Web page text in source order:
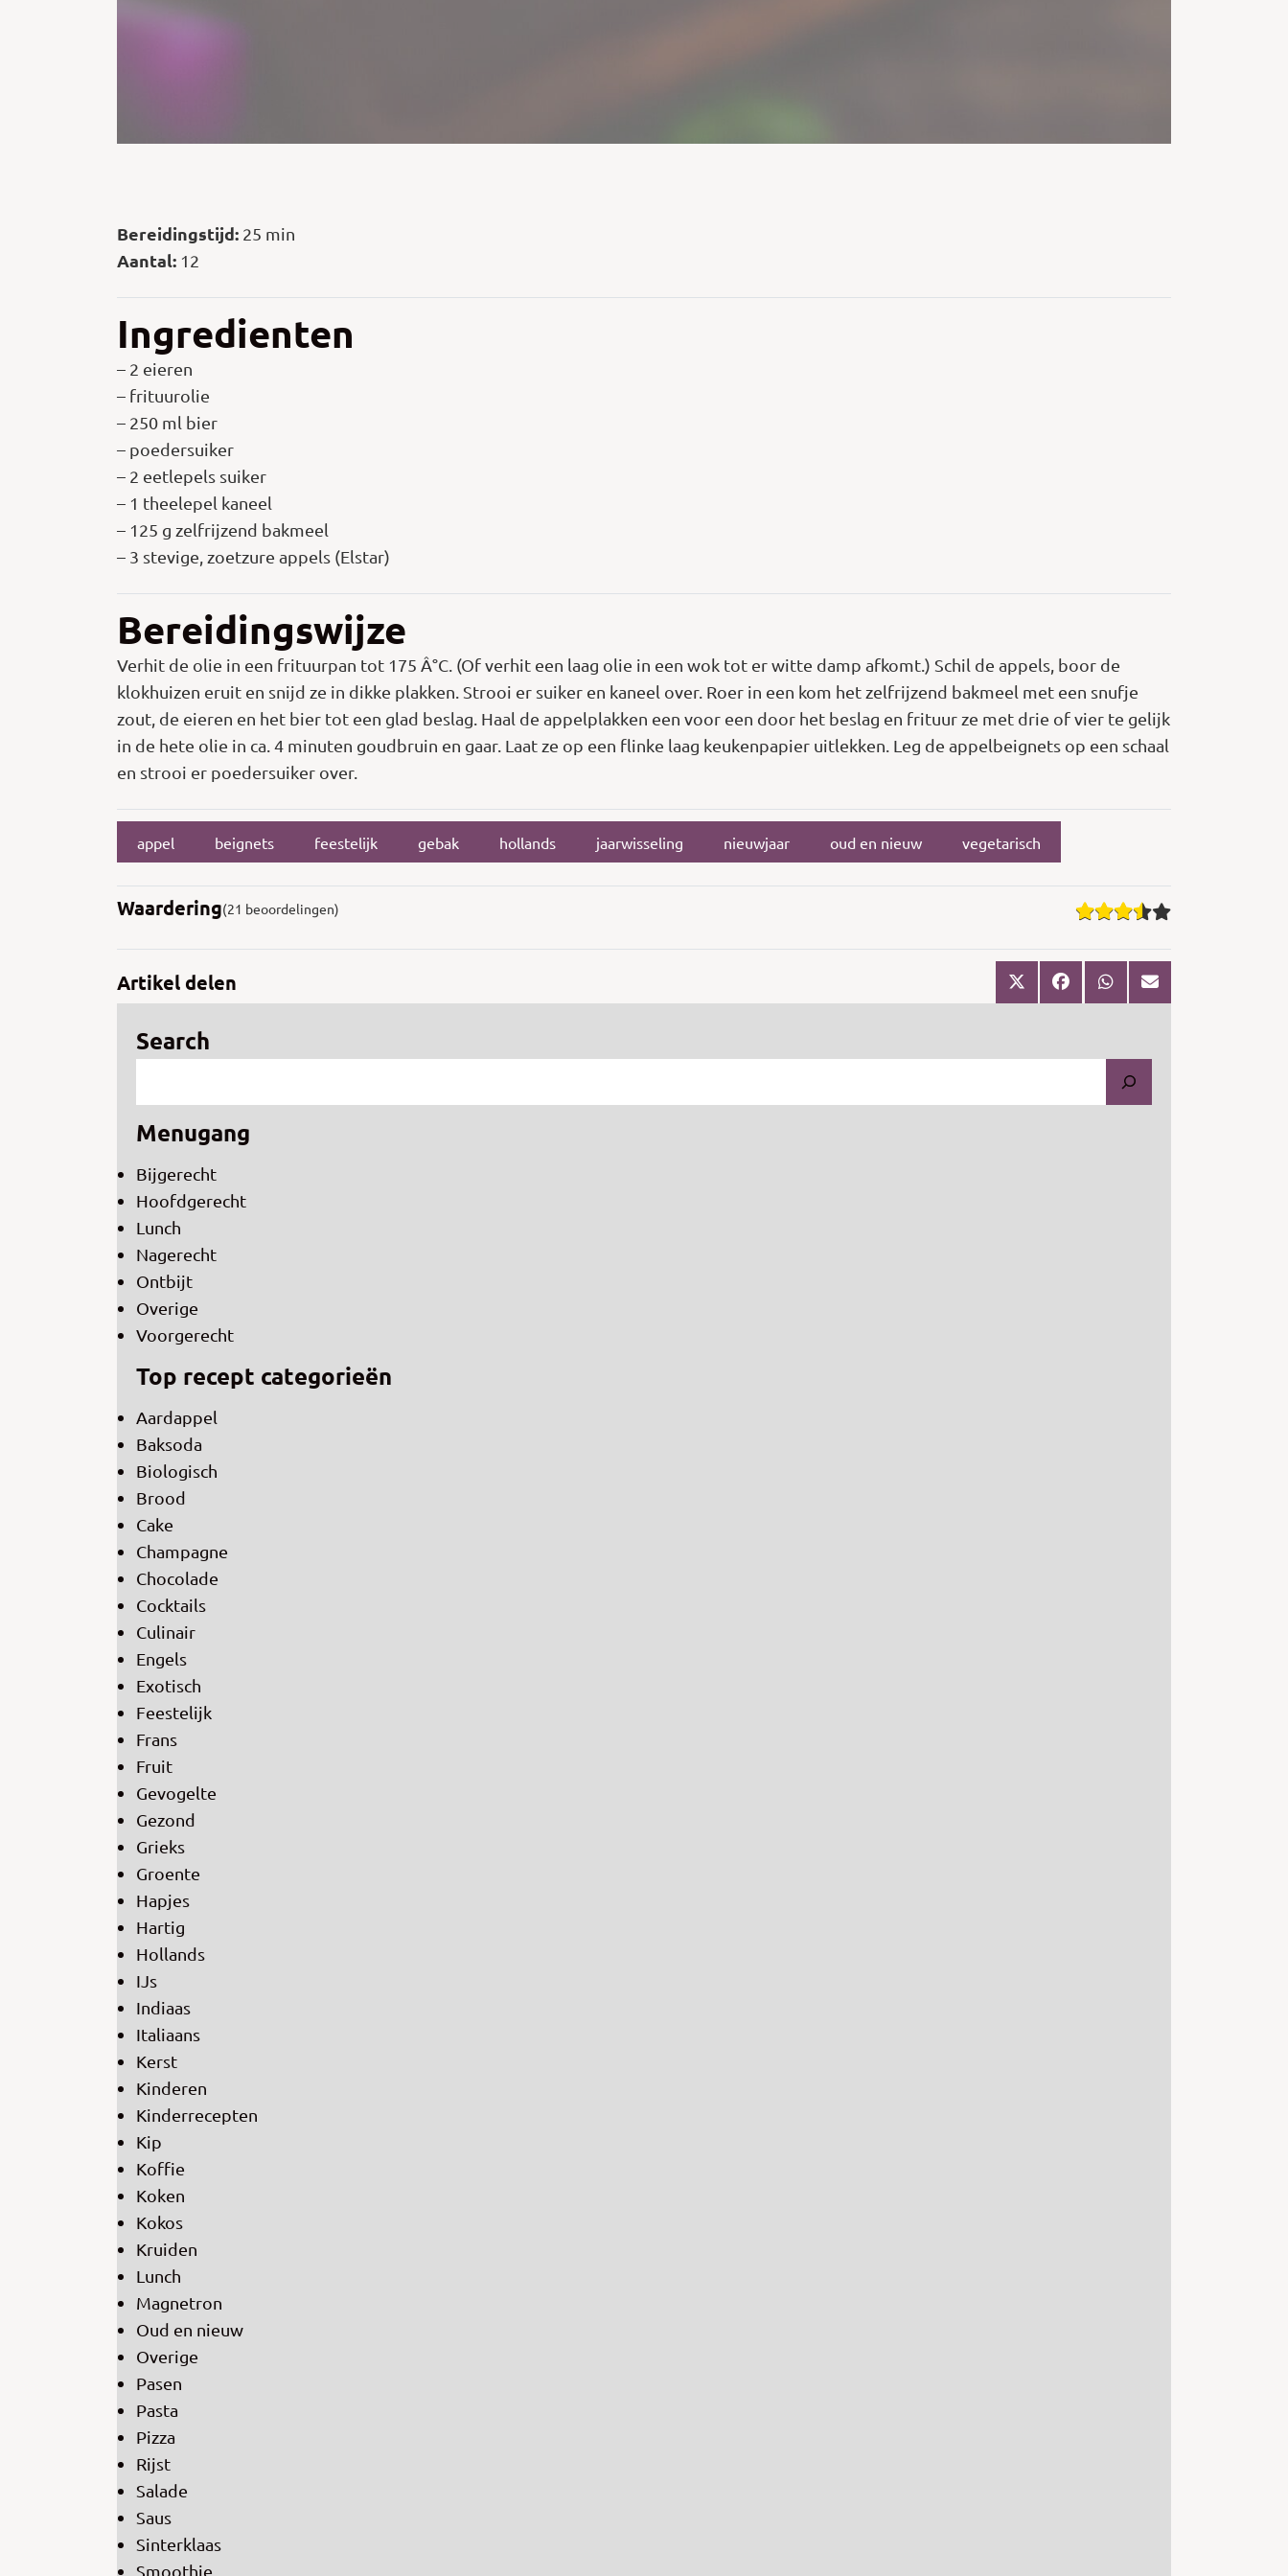
Bereidingstijd: 25 min
Aantal: 12
Ingredienten
– 2 eieren
– frituurolie
– 250 ml bier
– poedersuiker
– 2 eetlepels suiker
– 1 theelepel kaneel
– 125 g zelfrijzend bakmeel
– 3 stevige, zoetzure appels (Elstar)
Bereidingswijze
Verhit de olie in een frituurpan tot 175 Â°C. (Of verhit een laag olie in een wok tot er witte damp afkomt.) Schil de appels, boor de
klokhuizen eruit en snijd ze in dikke plakken. Strooi er suiker en kaneel over. Roer in een kom het zelfrijzend bakmeel met een snufje
zout, de eieren en het bier tot een glad beslag. Haal de appelplakken een voor een door het beslag en frituur ze met drie of vier te gelijk
in de hete olie in ca. 4 minuten goudbruin en gaar. Laat ze op een flinke laag keukenpapier uitlekken. Leg de appelbeignets op een schaal
en strooi er poedersuiker over.
appel beignets feestelijk gebak hollands jaarwisseling nieuwjaar oud en nieuw vegetarisch
Waardering(21 beoordelingen)
Artikel delen
Search
Menugang
Bijgerecht
Hoofdgerecht
Lunch
Nagerecht
Ontbijt
Overige
Voorgerecht
Top recept categorieën
Aardappel
Baksoda
Biologisch
Brood
Cake
Champagne
Chocolade
Cocktails
Culinair
Engels
Exotisch
Feestelijk
Frans
Fruit
Gevogelte
Gezond
Grieks
Groente
Hapjes
Hartig
Hollands
IJs
Indiaas
Italiaans
Kerst
Kinderen
Kinderrecepten
Kip
Koffie
Koken
Kokos
Kruiden
Lunch
Magnetron
Oud en nieuw
Overige
Pasen
Pasta
Pizza
Rijst
Salade
Saus
Sinterklaas
Smoothie